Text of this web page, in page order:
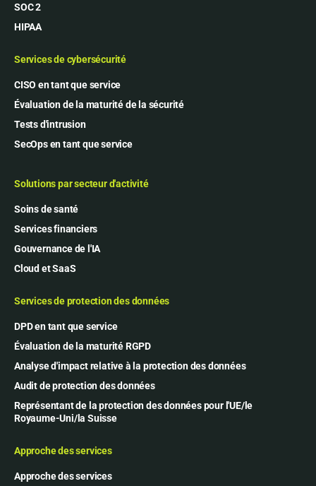
SOC 2
HIPAA
Services de cybersécurité
CISO en tant que service
Évaluation de la maturité de la sécurité
Tests d'intrusion
SecOps en tant que service
Solutions par secteur d'activité
Soins de santé
Services financiers
Gouvernance de l'IA
Cloud et SaaS
Services de protection des données
DPD en tant que service
Évaluation de la maturité RGPD
Analyse d'impact relative à la protection des données
Audit de protection des données
Représentant de la protection des données pour l'UE/le
Royaume-Uni/la Suisse
Approche des services
Approche des services